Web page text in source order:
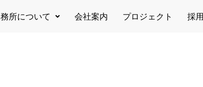
所について 会社案内 プロジェクト 採